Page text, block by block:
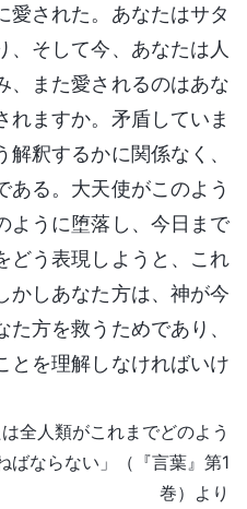
愛された。あなたはサタ
、そして今、あなたは人
、また愛されるのはあな
れますか。矛盾していま
釈するかに関係なく、
ある。大天使がこのよう
ように堕落し、今日まで
どう表現しようと、これ
かしあなた方は、神が今
方を救うためであり、
とを理解しなければいけ
全人類がこれまでどのよう
ばならない」（『言葉』第1
巻）より